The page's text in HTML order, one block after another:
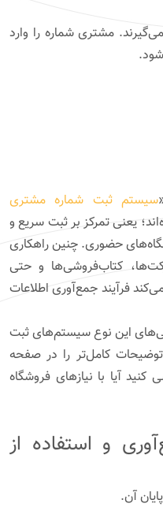
مشتری شماره را وارد
سیستم ثبت شماره مشتری
یعنی تمرکز بر ثبت سریع و
حضوری. چنین راهکاری
کتاب‌فروشی‌ها و حتی
فرآیند جمع‌آوری اطلاعات
این نوع سیستم‌های ثبت
توضیحات کامل‌تر را در صفحه
آیا با نیازهای فروشگاه
و استفاده از
آن.